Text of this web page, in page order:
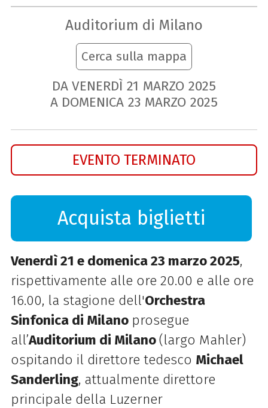
Auditorium di Milano
Cerca sulla mappa
DA VENERDÌ 21 MARZO 2025
A DOMENICA 23 MARZO 2025
EVENTO TERMINATO
Acquista biglietti
Venerdì 21 e domenica 23 marzo 2025,
rispettivamente alle ore 20.00 e alle ore
16.00, la stagione dell'Orchestra
Sinfonica di Milano prosegue
all’Auditorium di Milano(largo Mahler)
ospitando il direttore tedesco Michael
Sanderling, attualmente direttore
principale della Luzerner